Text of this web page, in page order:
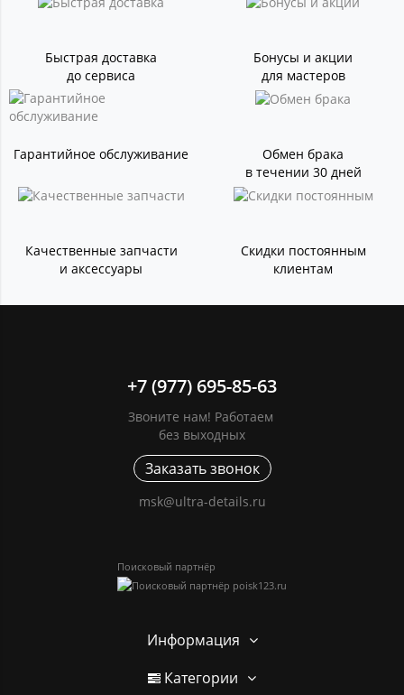
Быстрая доставка
до сервиса
Бонусы и акции
для мастеров
Гарантийное обслуживание
Обмен брака
в течении 30 дней
Качественные запчасти
и аксессуары
Скидки постоянным
клиентам
+7 (977) 695-85-63
Звоните нам! Работаем
без выходных
Заказать звонок
msk@ultra-details.ru
Поисковый партнёр
Информация
Категории